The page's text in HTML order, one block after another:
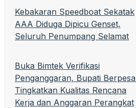
Kebakaran Speedboat Sekatak
AAA Diduga Dipicu Genset,
Seluruh Penumpang Selamat
Buka Bimtek Verifikasi
Penganggaran, Bupati
Tingkatkan Kualitas Rencana
Kerja dan Anggaran Perangkat